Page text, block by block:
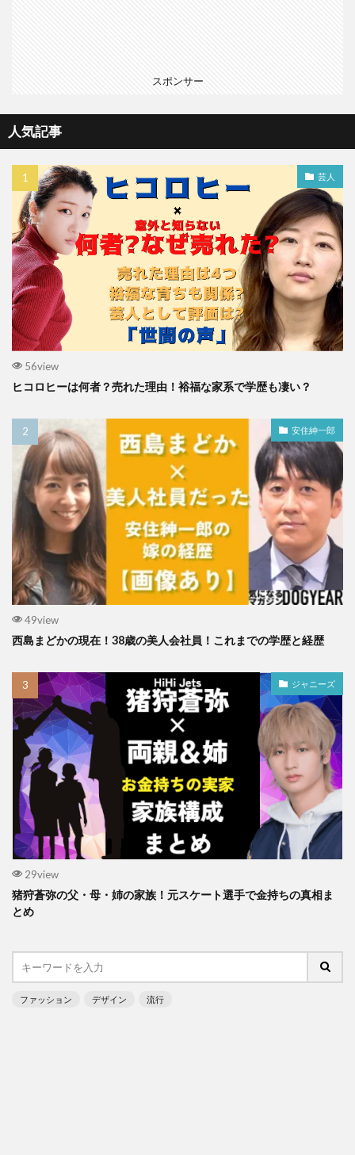
スポンサー
人気記事
芸人
56view
ヒコロヒーは何者？売れた理由！裕福な家系で学歴も凄い？
安住紳一郎
49view
西島まどかの現在！38歳の美人会社員！これまでの学歴と経歴
ジャニーズ
29view
猪狩蒼弥の父・母・姉の家族！元スケート選手で金持ちの真相ま
とめ
ファッション デザイン 流行